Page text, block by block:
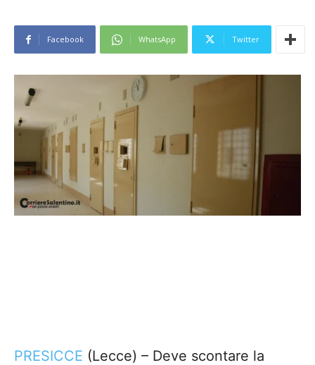
Facebook WhatsApp Twitter
PRESICCE (Lecce) – Deve scontare la